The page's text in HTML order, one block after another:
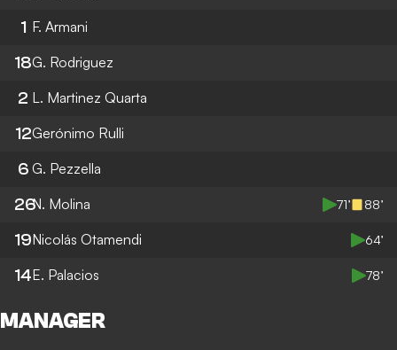
1 F. Armani
18G. Rodriguez
2 L. Martinez Quarta
12Gerónimo Rulli
6 G. Pezzella
26N. Molina 71’ 88’
19Nicolás Otamendi 64’
14E. Palacios 78’
MANAGER